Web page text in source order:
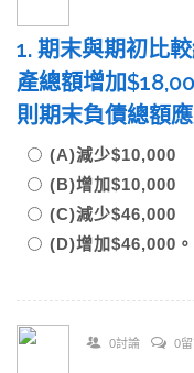
1. 期末與期初比
產總額增加
則期末負債總額
(A)減少$10,000
(B)增加$10,000
(C)減少$46,000
(D)增加$46,000。
0討論 0